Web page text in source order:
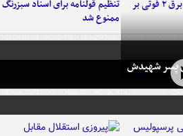
برخورد پراید با تیر برق ۲ فوتی بر
تنظیم قولنامه برای اسناد سبزرنگ
ممنوع شد
پسر شهیدش